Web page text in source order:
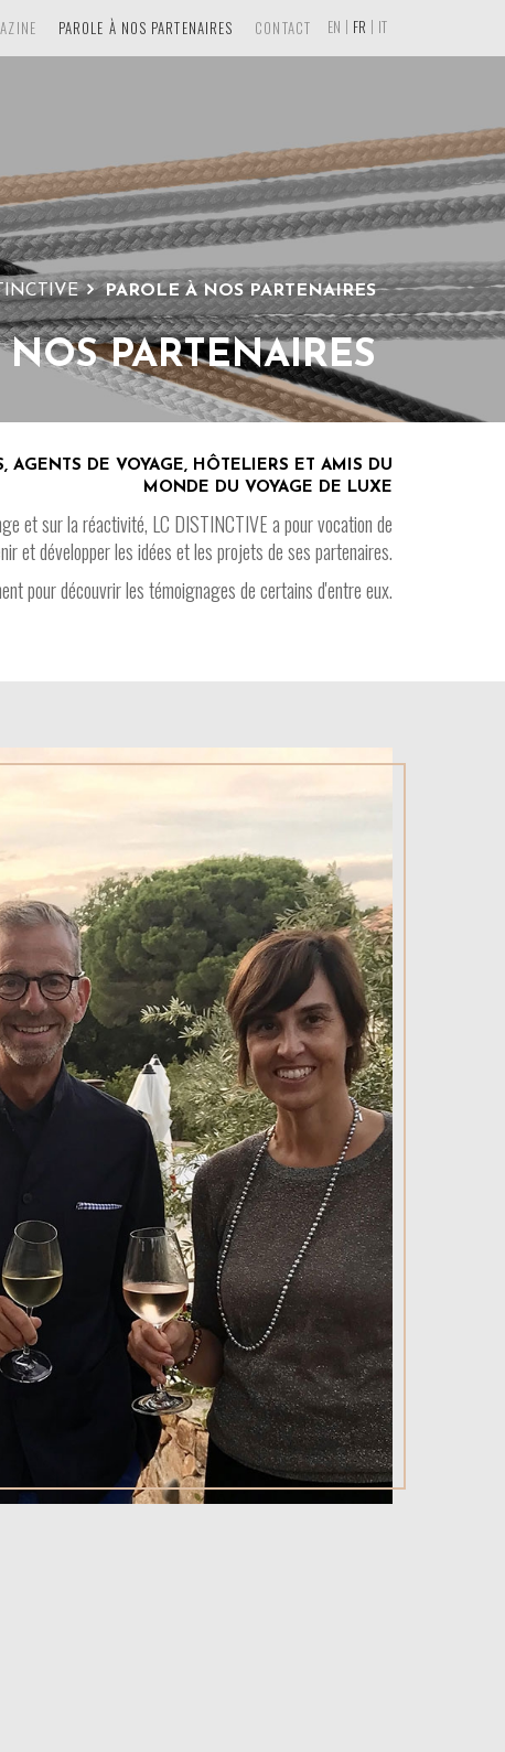
EN FR IT
PAROLE À NOS PARTENAIRES CONTACT
PAROLE À NOS PARTENAIRES
PARTENAIRES
AGENTS DE VOYAGE, HÔTELIERS ET AMIS DU
MONDE DU VOYAGE DE LUXE
et sur la réactivité, LC DISTINCTIVE a pour vocation de
et développer les idées et les projets de ses partenaires.
pour découvrir les témoignages de certains d'entre eux.